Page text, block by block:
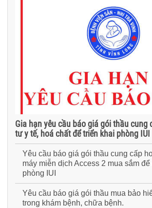
Gia hạn yêu cầu báo giá gói thầu cung
tư y tế, hoá chất để triển khai phòng IUI
Yêu cầu báo giá gói thầu cung cấp
máy miễn dịch Access 2 mua sắm để
phòng IUI
Yêu cầu báo giá gói thầu mua bảo
trong khám bệnh, chữa bệnh.